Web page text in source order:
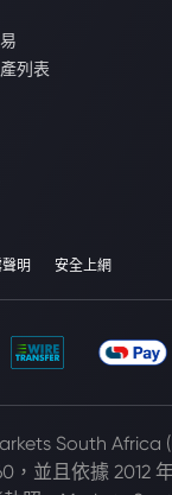
列表
明 安全上網
South Africa
，並且依據 2012